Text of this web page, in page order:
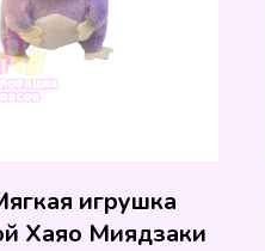
игрушка
Хаяо Миядзаки